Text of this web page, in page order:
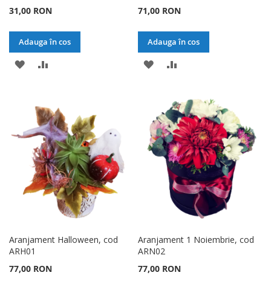
31,00 RON
Adauga în cos
ADAUGATI
LISTA
DE
DORINTE
COMPARARE
71,00 RON
Adauga în cos
ADAUGATI
LISTA
DE
DORINTE
COMPARARE
Aranjament Halloween, cod
ARH01
77,00 RON
Aranjament 1 Noiembrie, cod
ARN02
77,00 RON